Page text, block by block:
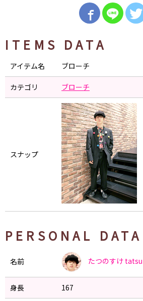
ITEMS DATA
アイテム名 ブローチ
カテゴリ ブローチ
スナップ
PERSONAL DATA
名前 たつのすけ
身長 167